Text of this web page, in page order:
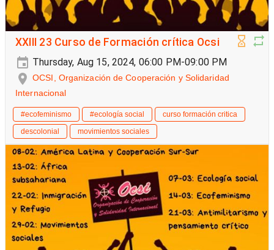
XXIII 23 Curso de Formación crítica Ocsi
Thursday, Aug 15, 2024, 06:00 PM-09:00 PM
OCSI, Organización de Cooperación y Solidaridad
Internacional
#ecofeminismo #ecología social
curso formación critica
descolonial
movimientos sociales